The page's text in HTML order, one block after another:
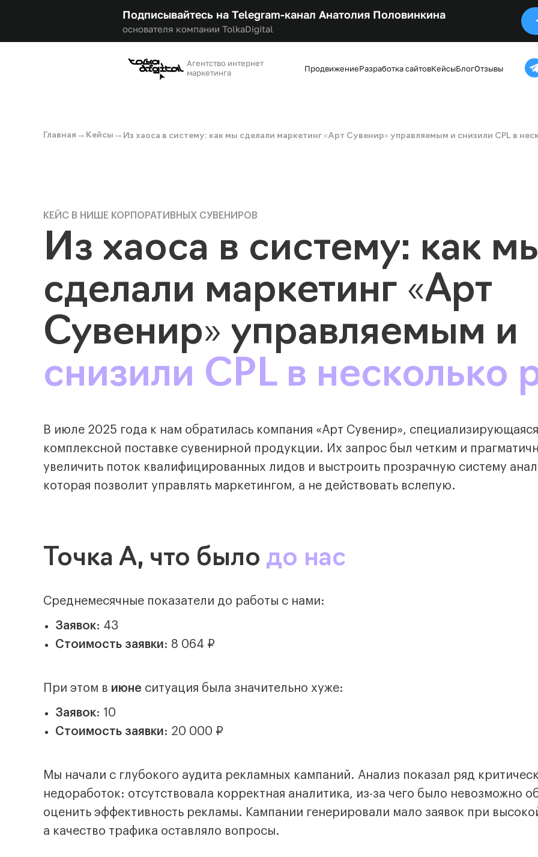
Подписывайтесь на Telegram-канал Анатолия Половинкина
основателя компании TolkaDigital
Агентство интернет
маркетинга
ПродвижениеРазработка сайтовКейсыБлогОтзывы
Главная → Кейсы → Из хаоса в систему: как мы сделали маркетинг «Арт Сувенир» управляемым и снизили CPL в
КЕЙС В НИШЕ КОРПОРАТИВНЫХ СУВЕНИРОВ
Из хаоса в систему: как
сделали маркетинг «Арт
Сувенир» управляемым и
снизили CPL в несколько
В июле 2025 года к нам обратилась компания «Арт Сувенир»,
комплексной поставке сувенирной продукции. Их запрос был четким и
увеличить поток квалифицированных лидов и выстроить прозрачную систему
которая позволит управлять маркетингом, а не действовать вслепую.
Точка А, что было до нас
Среднемесячные показатели до работы с нами:
Заявок: 43
Стоимость заявки: 8 064 ₽
При этом в июне ситуация была значительно хуже:
Заявок: 10
Стоимость заявки: 20 000 ₽
Мы начали с глубокого аудита рекламных кампаний. Анализ показал ряд
недоработок: отсутствовала корректная аналитика, из-за чего было невозможно
оценить эффективность рекламы. Кампании генерировали мало заявок при
а качество трафика оставляло вопросы.